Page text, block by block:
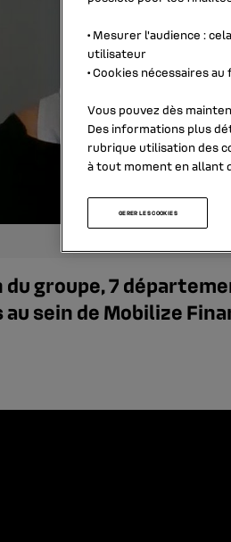
du groupe, 7
sein de Mobilize
• Mesurer l'audience :
utilisateur
•Cookies nécessaires
Vous pouvez dès
Des informations plus
rubrique utilisation des
à tout moment en allant
GERER LES COOKIES